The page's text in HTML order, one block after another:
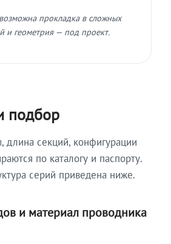
прокладка в сложных
и геометрия — под проект.
подбор
длина секций, конфигурации
по каталогу и паспорту.
серий приведена ниже.
и материал проводника